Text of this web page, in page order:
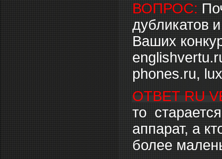
ВОПРОС:
дубликатов
Ваших
phones.ru,
ОТВЕТ RU
то
аппарат, а
более